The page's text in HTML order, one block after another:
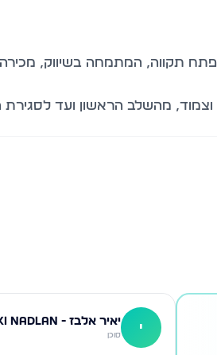
תקווה, המתמחה בשיווק,
וצמוד, מהשלב הראשון ועד
י יאיר אלבז - YEKI NADLAN
סוכן